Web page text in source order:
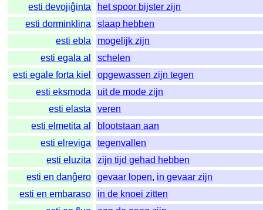
esti devojiĝinta
het spoor bijster zijn
esti dorminklina
slaap hebben
esti ebla
mogelijk zijn
esti egala al
schelen
esti egale forta kiel
opgewassen zijn tegen
esti eksmoda
uit de mode zijn
esti elasta
veren
esti elmetita al
blootstaan aan
esti elreviga
tegenvallen
esti eluzita
zijn tijd gehad hebben
esti en danĝero
gevaar lopen, in gevaar zijn
esti en embaraso
in de knoei zitten